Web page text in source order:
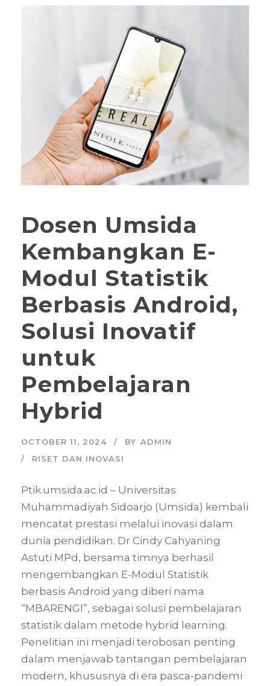
Dosen Umsida
Kembangkan E-
Modul Statistik
Berbasis Android,
Solusi Inovatif
untuk
Pembelajaran
Hybrid
OCTOBER 11, 2024 BY ADMIN
RISET DAN INOVASI
Ptik.umsida.ac.id – Universitas
Muhammadiyah Sidoarjo (Umsida) kembali
mencatat prestasi melalui inovasi dalam
dunia pendidikan. Dr Cindy Cahyaning
Astuti MPd, bersama timnya berhasil
mengembangkan E-Modul Statistik
berbasis Android yang diberi nama
“MBARENGI”, sebagai solusi pembelajaran
statistik dalam metode hybrid learning.
Penelitian ini menjadi terobosan penting
dalam menjawab tantangan pembelajaran
modern, khususnya di era pasca-pandemi